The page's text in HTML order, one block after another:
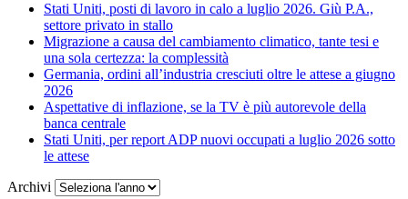
Stati Uniti, posti di lavoro in calo a luglio 2026. Giù P.A.,
settore privato in stallo
Migrazione a causa del cambiamento climatico, tante tesi e
una sola certezza: la complessità
Germania, ordini all’industria cresciuti oltre le attese a giugno
2026
Aspettative di inflazione, se la TV è più autorevole della
banca centrale
Stati Uniti, per report ADP nuovi occupati a luglio 2026 sotto
le attese
Archivi